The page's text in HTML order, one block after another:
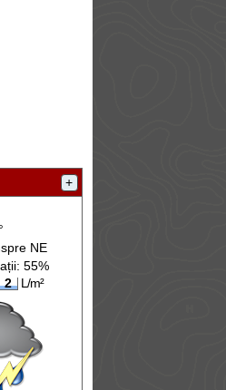
+
spreNE
: 55%
2 L/m²